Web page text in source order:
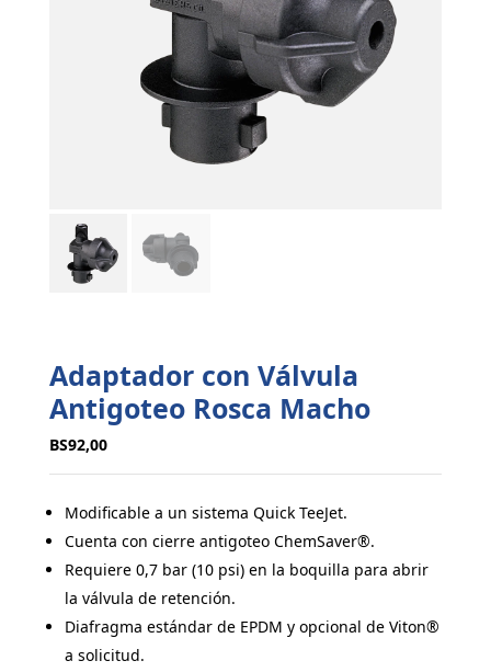
Adaptador con Válvula
Antigoteo Rosca Macho
BS92,00
Modificable a un sistema Quick TeeJet.
Cuenta con cierre antigoteo ChemSaver®.
Requiere 0,7 bar (10 psi) en la boquilla para abrir
la válvula de retención.
Diafragma estándar de EPDM y opcional de Viton®
a solicitud.